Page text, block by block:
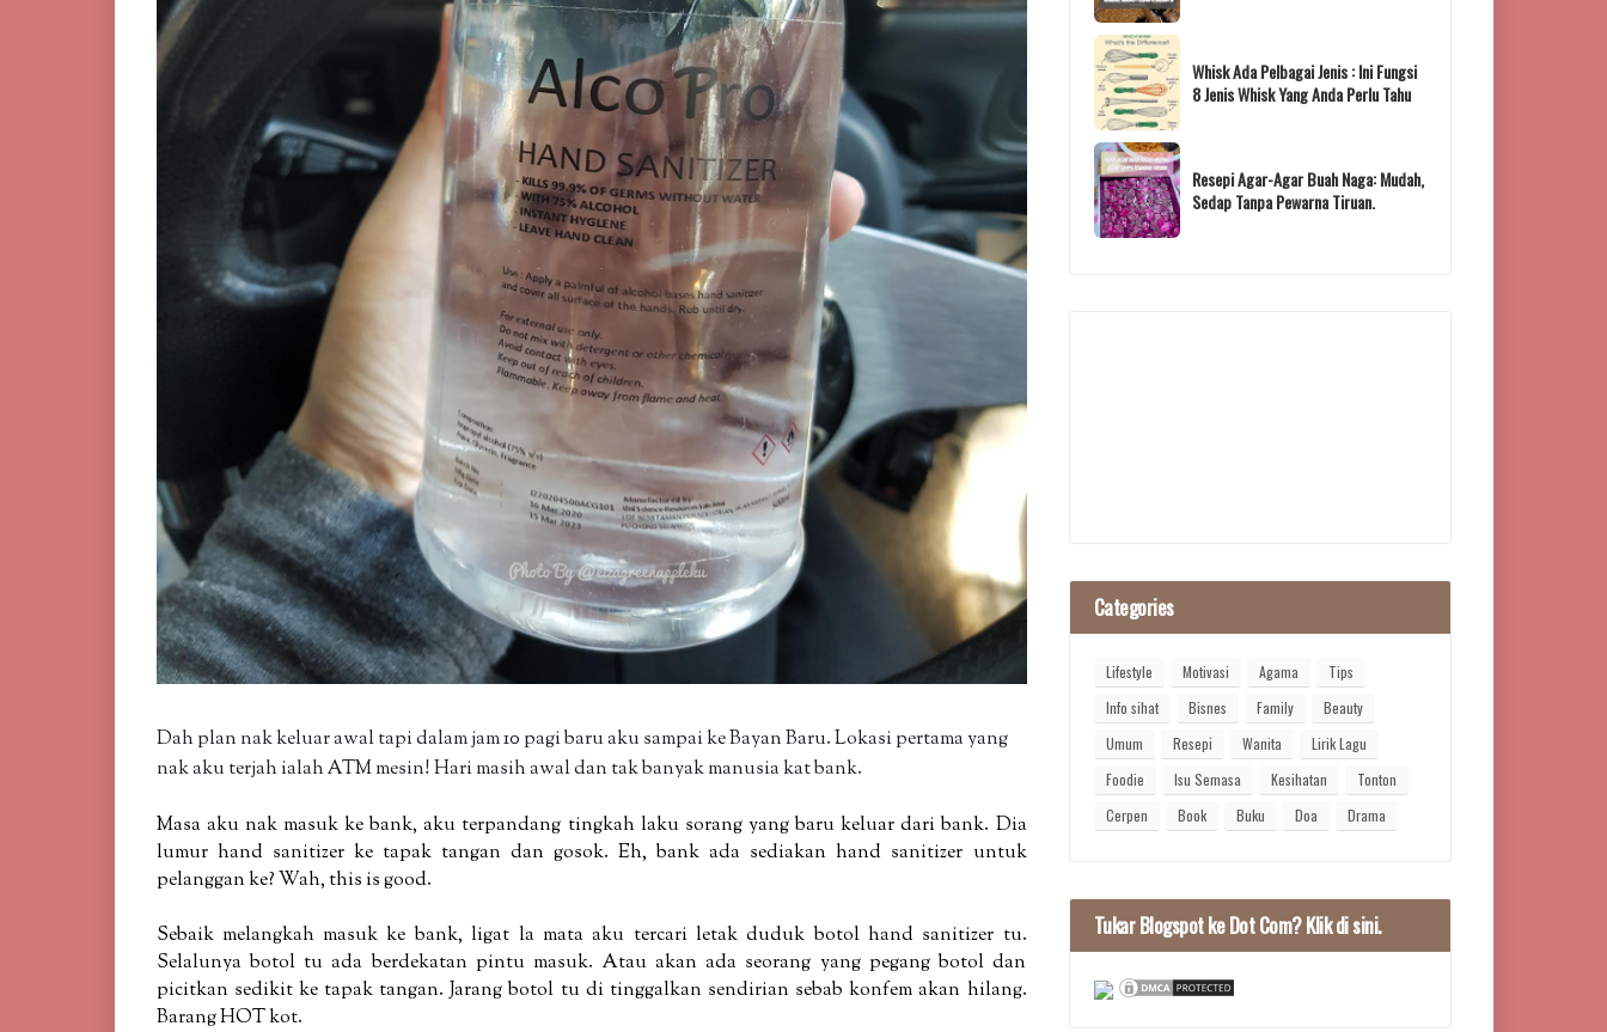
Dah plan nak keluar awal tapi dalam jam 10 pagi baru aku sampai ke Bayan Baru. Lokasi pertama yang
nak aku terjah ialah ATM mesin! Hari masih awal dan tak banyak manusia kat bank.
Masa aku nak masuk ke bank, aku terpandang tingkah laku sorang yang baru keluar dari bank. Dia
lumur hand sanitizer ke tapak tangan dan gosok. Eh, bank ada sediakan hand sanitizer untuk
pelanggan ke? Wah, this is good.
Sebaik melangkah masuk ke bank, ligat la mata aku tercari letak duduk botol hand sanitizer tu.
Selalunya botol tu ada berdekatan pintu masuk. Atau akan ada seorang yang pegang botol dan
picitkan sedikit ke tapak tangan. Jarang botol tu di tinggalkan sendirian sebab konfem akan hilang.
Barang HOT kot.
Whisk Ada Pelbagai Jenis : Ini Fungsi
8 Jenis Whisk Yang Anda Perlu Tahu
Resepi Agar-Agar Buah Naga: Mudah,
Sedap Tanpa Pewarna Tiruan.
Categories
Lifestyle Motivasi Agama
Tips
Info sihat
Bisnes Family
Beauty
Umum
Resepi Wanita
Lirik Lagu
Foodie
Isu Semasa Kesihatan
Tonton
Cerpen
Book Buku Doa Drama
Tukar Blogspot ke Dot Com? Klik di sini.